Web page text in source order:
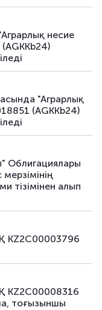
несие
"Аграрлық
(AGKKb24)
Облигациялары
тізімінен алып
KZ2C00003796
KZ2C00008316
тоғызыншы